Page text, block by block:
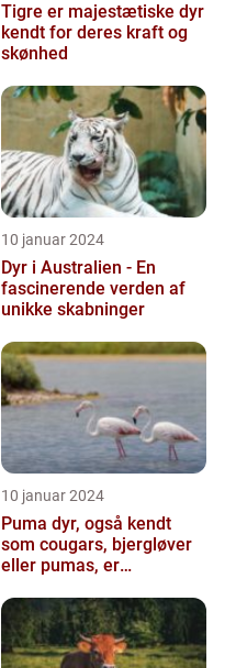
Tigre er majestætiske dyr
kendt for deres kraft og
skønhed
10 januar 2024
Dyr i Australien - En
fascinerende verden af
unikke skabninger
10 januar 2024
Puma dyr, også kendt
som cougars, bjergløver
eller pumas, er
imponerende væsener,
de...